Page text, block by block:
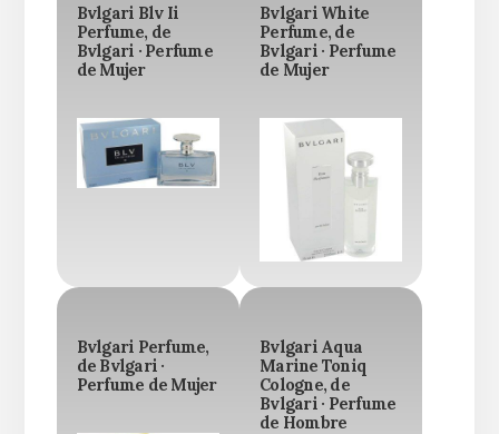
Bvlgari Blv Ii
Perfume, de
Bvlgari · Perfume
de Mujer
Bvlgari White
Perfume, de
Bvlgari · Perfume
de Mujer
Bvlgari Perfume,
de Bvlgari ·
Perfume de Mujer
Bvlgari Aqua
Marine Toniq
Cologne, de
Bvlgari · Perfume
de Hombre